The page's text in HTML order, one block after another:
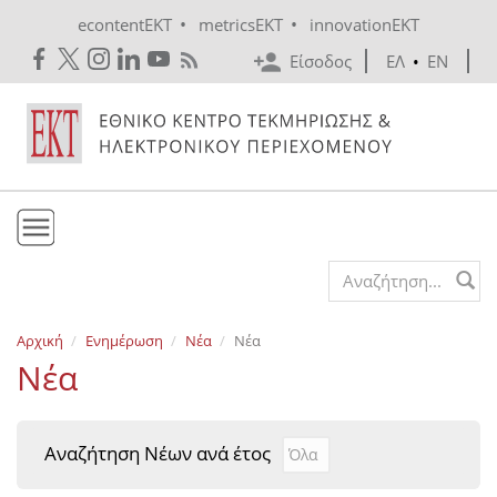
econtentEKT • metricsEKT •
innovationEKT
Είσοδος
ΕΛ • EN
Εκδόσεις
Ενημέρωση
Search form
Αρχική Ενημέρωση Νέα Νέα
Νέα
Αναζήτηση Νέων ανά έτος Αναζήτηση Νέων ανά
Year